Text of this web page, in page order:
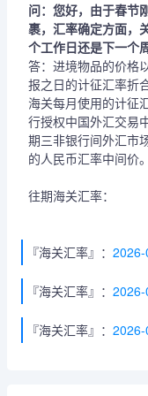
问：您好，由于春节
裹，汇率确定方面，
个工作日还是下一个
答：进境物品的价格
报之日的计征汇率折
海关每月使用的计征
行授权中国外汇交易
期三非银行间外汇市
的人民币汇率中间价。
往期海关汇率：
『海关汇率』：
『海关汇率』：
『海关汇率』：